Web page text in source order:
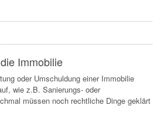
Immobilie
oder Umschuldung einer Immobilie
wie z.B. Sanierungs- oder
müssen noch rechtliche Dinge geklärt